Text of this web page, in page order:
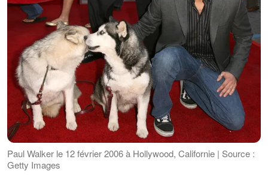
Paul Walker le 12 février 2006 à Hollywood, Californie | Source :
Getty Images